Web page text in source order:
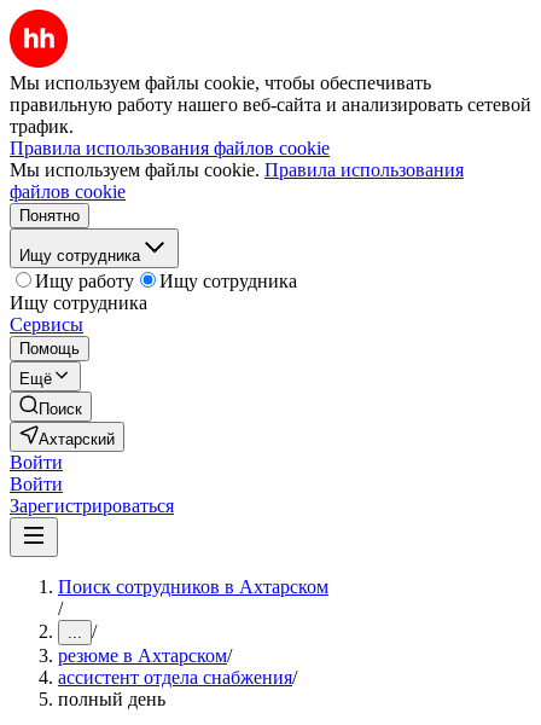
Мы используем файлы cookie, чтобы обеспечивать
правильную работу нашего веб-сайта и анализировать сетевой
трафик.
Правила использования файлов cookie
Мы используем файлы cookie. Правила использования
файлов cookie
Понятно
Ищу сотрудника
Ищу работу
Ищу сотрудника
Ищу сотрудника
Сервисы
Помощь
Ещё
Поиск
Ахтарский
Войти
Войти
Зарегистрироваться
Поиск сотрудников в Ахтарском
/
... /
резюме в Ахтарском/
ассистент отдела снабжения/
полный день